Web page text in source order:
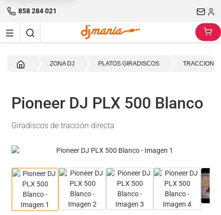
858 284 021
ZONA DJ PLATOS GIRADISCOS TRACCION
Pioneer DJ PLX 500 Blanco
Giradiscos de tracción directa